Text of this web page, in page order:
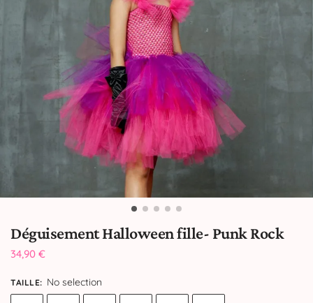
Déguisement Halloween fille- Punk Rock
34,90 €
TAILLE: No selection